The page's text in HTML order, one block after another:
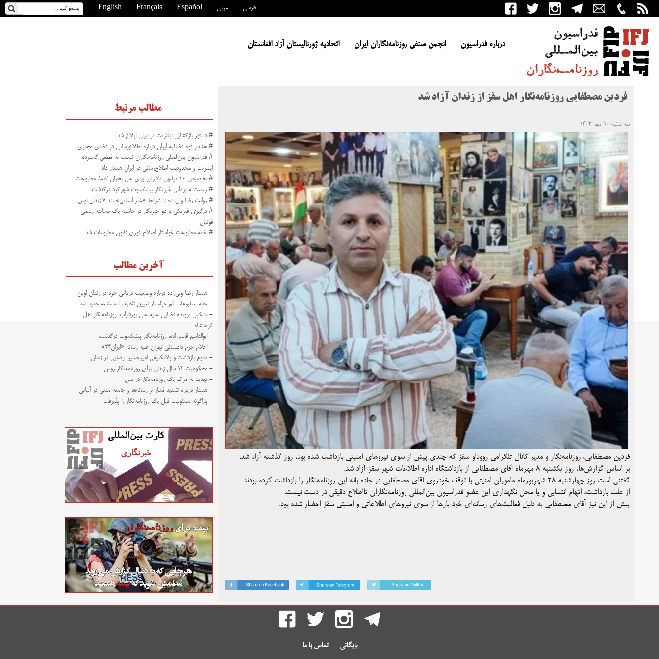
English Français Español عربی فارسی
درباره فدراسیون انجمن صنفی روزنامه‌نگاران ایران اتحادیه ژورنالیستان آزاد افغانستان
فردین مصطفایی روزنامه‌نگار اهل سقز از زندان آزاد شد
سه شنبه ۱۰ مهر ۱۴۰۳
فردین مصطفایی، روزنامه‌نگار و مدیر کانال تلگرامی رووداو سقز که چندی پیش از سوی نیروهای امنیتی بازداشت شده بود، روز گذشته آزاد شد.
بر اساس گزارش‌ها، روز یکشنبه ۸ مهرماه آقای مصطفایی از بازداشتگاه اداره اطلاعات شهر سقز آزاد شد.
گفتنی است روز چهارشنبه ۲۸ شهریورماه ماموران امنیتی با توقف خودروی اقای مصطفایی در جاده بانه این روزنامه‌نگار را بازداشت کرده بودند.
از علت بازداشت، اتهام انتسابی و یا محل نگهداری این عضو فدراسیون بین‌المللی روزنامه‌نگاران تااطلاع دقیقی در دست نیست.
پیش از این نیز آقای مصطفایی به دلیل فعالیت‌های رسانه‌ای خود بارها از سوی نیروهای اطلاعاتی و امنیتی سقز احضار شده بود.
مطالب مرتبط
# دستور بازگشایی اینترنت در ایران ابلاغ شد
# هشدار قوه قضائیه ایران درباره اطلاع‌رسانی در فضای مجازی
# فدراسیون بین‌المللی روزنامه‌نگاران نسبت به قطعی گسترده
اینترنت و محدودیت اطلاع‌رسانی در ایران هشدار داد
# تخصیص ۲۰ میلیون دلار ارز برای حل بحران کاغذ مطبوعات
# رحمت‌اله یزدانی خبرنگار پیشکسوت شهرکرد درگذشت
# روایت رضا ولی‌زاده از شرایط «غیر انسانی» بند ۷ زندان اوین
# درگیری فیزیکی با دو خبرنگار در حاشیه یک مسابقه رسمی
فوتبال
# خانه مطبوعات خواستار اصلاح فوری قانون مطبوعات شد
آخرین مطالب
- هشدار رضا ولی‌زاده درباره وضعیت درمانی خود در زندان اوین
- خانه مطبوعات قم خواستار تعیین تکلیف اساسنامه جدید شد
- تشکیل پرونده قضایی علیه علی پورداراب، روزنامه‌نگار اهل
کرمانشاه
- ابوالقاسم قاسم‌زاده، روزنامه‌نگار پیشکسوت درگذشت
- اعلام جرم دادستانی تهران علیه رسانه «ایران۲۴»
- تداوم بازداشت و بلاتکلیفی امیرحسین رضایی در زندان
- محکومیت ۱۲ سال زندان برای روزنامه‌نگار روس
- تهدید به مرگ یک روزنامه‌نگار در یمن
- هشدار درباره تشدید فشار بر رسانه‌ها و جامعه مدنی در آلبانی
- پاراگوئه مسئولیت قتل یک روزنامه‌نگار را پذیرفت
بایگانی تماس با ما